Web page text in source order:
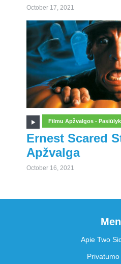
October 17, 2021
Filmu Apžvalgos -
Ernest Scared
Apžvalga
October 16, 2021
Apie Two
Privatumo